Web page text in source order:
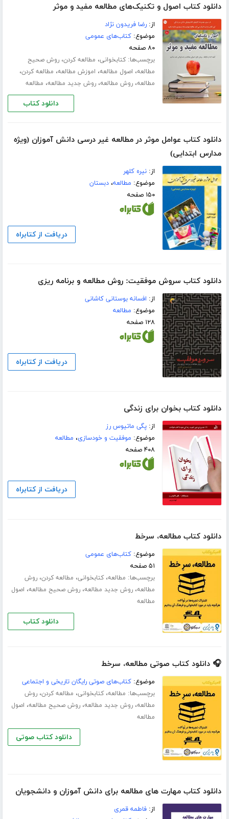
دانلود کتاب اصول و تکنیک‌های مطالعه مفید و موثر
از:رضا فریدون نژاد
موضوع:کتاب‌های عمومی
۸۰ صفحه
برچسب‌ها:کتابخوانی، مطالعه کردن،روش صحیح
مطالعه، اصول مطالعه، اموزش مطالعه، مطالعه کردن،
مطالعه،روش مطالعه،روش جدید مطالعه، مطالعه
دانلود کتاب
دانلود کتاب عوامل موثر در مطالعه غیر درسی دانش آموزان (ویژه
مدارس ابتدایی)
از:نیره کلهر
موضوع: مطالعه،دبستان
۱۵۰ صفحه
دریافت از کتابراه
دانلود کتاب سروش موفقیت: روش مطالعه و برنامه ریزی
از: افسانه بوستانى کاشانى
موضوع: مطالعه
۱۲۸ صفحه
دریافت از کتابراه
دانلود کتاب بخوان برای زندگی
از:پگی ماتیوس رز
موضوع: موفقیت و خودسازی، مطالعه
۴۰۸ صفحه
دریافت از کتابراه
دانلود کتاب مطالعه، سرخط
موضوع:کتاب‌های عمومی
۵۱ صفحه
برچسب‌ها: مطالعه،کتابخوانی، مطالعه کردن،روش
مطالعه،روش جدید مطالعه،روش صحیح مطالعه، اصول
مطالعه
دانلود کتاب
🎧 دانلود کتاب صوتی مطالعه، سرخط
موضوع:کتاب‌های صوتی رایگان تاریخی و اجتماعی
برچسب‌ها: مطالعه،کتابخوانی، مطالعه کردن،روش
مطالعه،روش جدید مطالعه،روش صحیح مطالعه، اصول
مطالعه
دانلود کتاب صوتی
دانلود کتاب مهارت های مطالعه برای دانش آموزان و دانشجویان
از:فاطمه قمری